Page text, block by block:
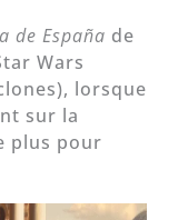
de España de
Wars
lorsque
sur la
plus pour